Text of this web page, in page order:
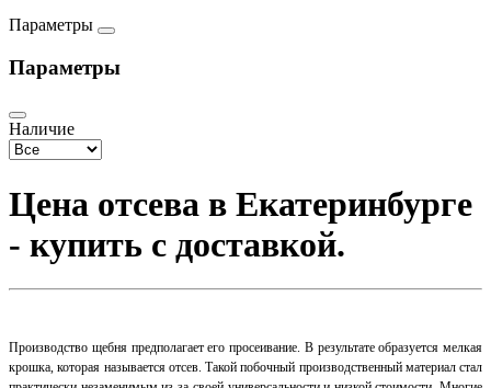
Параметры
Параметры
Наличие
Цена отсева в Екатеринбурге
- купить с доставкой.
Производство щебня предполагает его просеивание. В результате образуется мелкая
крошка, которая называется отсев. Такой побочный производственный материал стал